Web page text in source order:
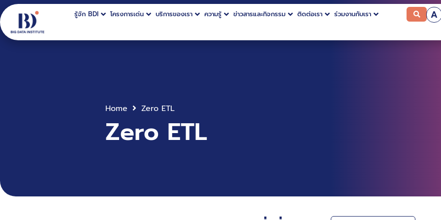
รู้จัก BDI โครงการเด่น บริการของเรา ความรู้ ข่าวสารและกิจกรรม ติดต่อเรา ร่วมงานกับเรา A
Home Zero ETL
Zero ETL